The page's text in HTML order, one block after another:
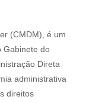
(CMDM), é um
Gabinete do
Direta
administrativa
direitos